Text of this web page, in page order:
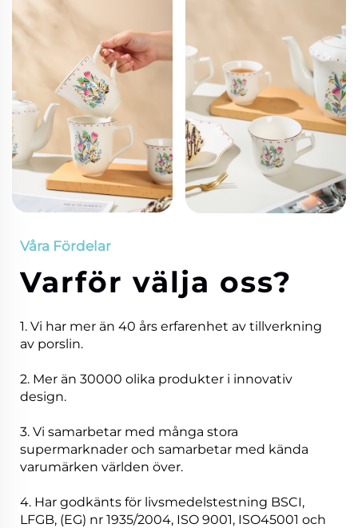
Våra Fördelar
Varför välja oss?
1. Vi har mer än 40 års erfarenhet av tillverkning
av porslin.
2. Mer än 30000 olika produkter i innovativ
design.
3. Vi samarbetar med många stora
supermarknader och samarbetar med kända
varumärken världen över.
4. Har godkänts för livsmedelstestning BSCI,
LFGB, (EG) nr 1935/2004, ISO 9001, ISO45001 och